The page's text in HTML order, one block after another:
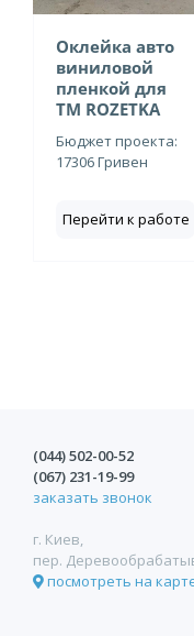
Оклейка авто
виниловой
пленкой для
ТМ ROZETKA
Бюджет проекта:
17306 Гривен
Перейти к работе
(044)502-00-52
(067) 231-19-99
заказать звонок
г. Киев,
пер.
посмотреть на